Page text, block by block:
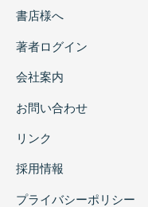
書店様へ
著者ログイン
会社案内
お問い合わせ
リンク
採用情報
プライバシーポリシー